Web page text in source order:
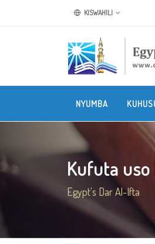
KISWAHILI
NYUMBA
Kufuta uso
Egypt's Dar Al-Ifta